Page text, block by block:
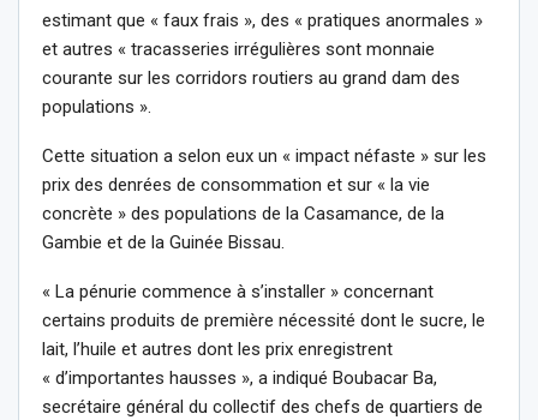
estimant que « faux frais », des « pratiques anormales »
et autres « tracasseries irrégulières sont monnaie
courante sur les corridors routiers au grand dam des
populations ».
Cette situation a selon eux un « impact néfaste » sur les
prix des denrées de consommation et sur « la vie
concrète » des populations de la Casamance, de la
Gambie et de la Guinée Bissau.
« La pénurie commence à s’installer » concernant
certains produits de première nécessité dont le sucre, le
lait, l’huile et autres dont les prix enregistrent
« d’importantes hausses », a indiqué Boubacar Ba,
secrétaire général du collectif des chefs de quartiers de